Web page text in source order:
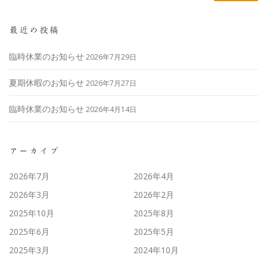
最近の投稿
臨時休業のお知らせ2026年7月29日
夏期休暇のお知らせ2026年7月27日
臨時休業のお知らせ2026年4月14日
アーカイブ
2026年7月
2026年4月
2026年3月
2026年2月
2025年10月
2025年8月
2025年6月
2025年5月
2025年3月
2024年10月